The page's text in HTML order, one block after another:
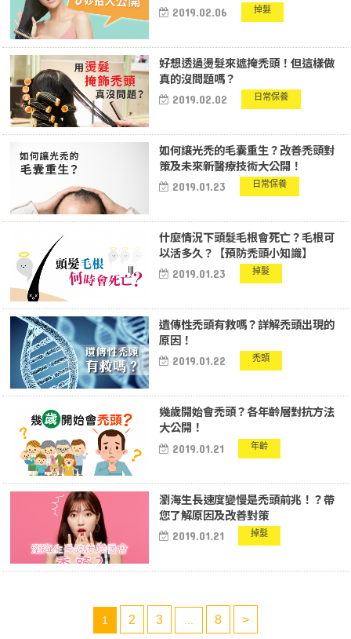
2019.02.06 掉髮
好想透過燙髮來遮掩禿頭！但這樣做
真的沒問題嗎？
2019.02.02 日常保養
如何讓光禿的毛囊重生？改善禿頭對
策及未來新醫療技術大公開！
2019.01.23 日常保養
什麼情況下頭髮毛根會死亡？毛根可
以活多久？【預防禿頭小知識】
2019.01.23 掉髮
遺傳性禿頭有救嗎？詳解禿頭出現的
原因！
2019.01.22 禿頭
幾歲開始會禿頭？各年齡層對抗方法
大公開！
2019.01.21 年齡
瀏海生長速度變慢是禿頭前兆！？帶
您了解原因及改善對策
2019.01.21 掉髮
1 2 3 8 >